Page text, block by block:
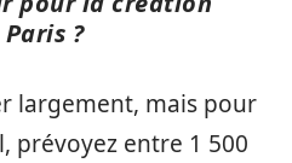
?
largement, mais pour
prévoyez entre 1 500